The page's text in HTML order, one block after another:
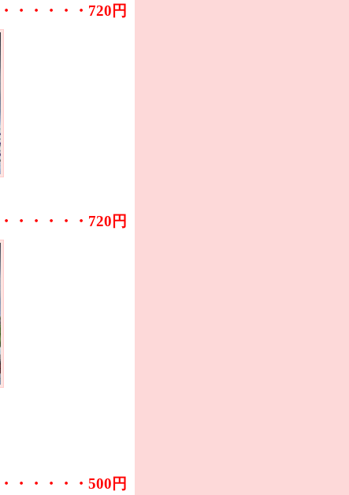
・・・・・・720円
・・・・・・720円
・・・・・・500円